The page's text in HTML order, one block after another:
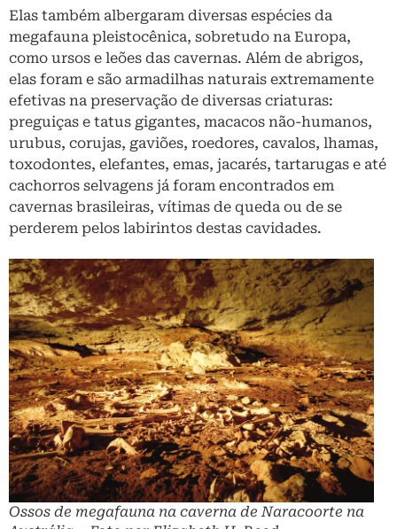
Elas também albergaram diversas espécies da
megafauna pleistocênica, sobretudo na Europa,
como ursos e leões das cavernas. Além de abrigos,
elas foram e são armadilhas naturais extremamente
efetivas na preservação de diversas criaturas:
preguiças e tatus gigantes, macacos não-humanos,
urubus, corujas, gaviões, roedores, cavalos, lhamas,
toxodontes, elefantes, emas, jacarés, tartarugas e até
cachorros selvagens já foram encontrados em
cavernas brasileiras, vítimas de queda ou de se
perderem pelos labirintos destas cavidades.
Ossos de megafauna na caverna de Naracoorte na